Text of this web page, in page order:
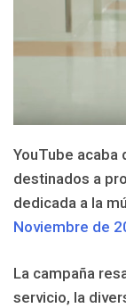
YouTube acaba
destinados a
dedicada a la
Noviembre de
La campaña
servicio, la